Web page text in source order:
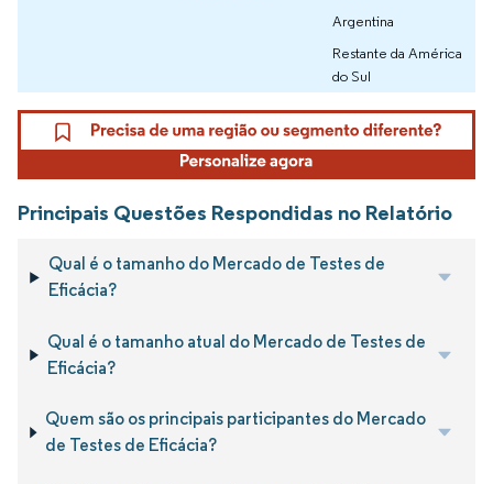
Argentina
Restante da América
do Sul
Principais Questões Respondidas no Relatório
Qual é o tamanho do Mercado de Testes de
Eficácia?
Qual é o tamanho atual do Mercado de Testes de
Eficácia?
Quem são os principais participantes do Mercado
de Testes de Eficácia?